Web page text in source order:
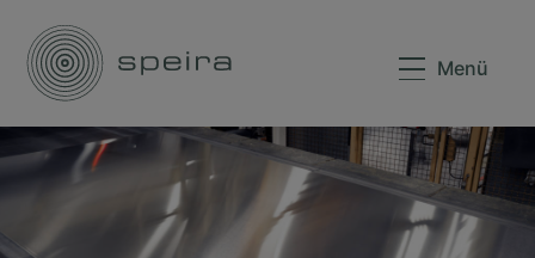
Menü